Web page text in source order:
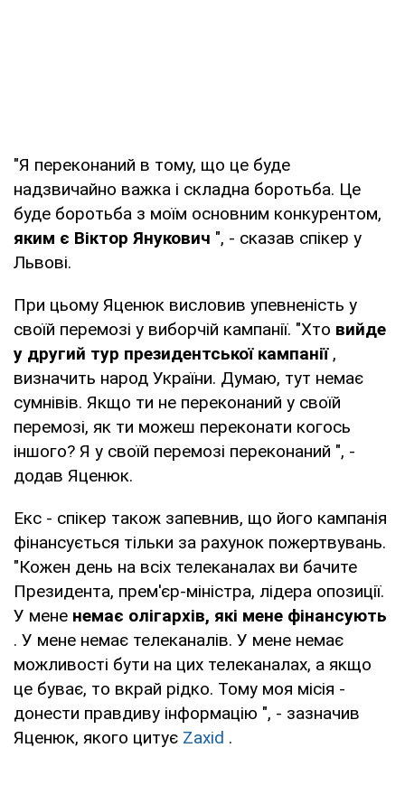
"Я переконаний в тому, що це буде
надзвичайно важка і складна боротьба. Це
буде боротьба з моїм основним конкурентом,
яким є Віктор Янукович ", - сказав спікер у
Львові.
При цьому Яценюк висловив упевненість у
своїй перемозі у виборчій кампанії. "Хто вийде
у другий тур президентської кампанії,
визначить народ України. Думаю, тут немає
сумнівів. Якщо ти не переконаний у своїй
перемозі, як ти можеш переконати когось
іншого? Я у своїй перемозі переконаний ", -
додав Яценюк.
Екс - спікер також запевнив, що його кампанія
фінансується тільки за рахунок пожертвувань.
"Кожен день на всіх телеканалах ви бачите
Президента, прем'єр-міністра, лідера опозиції.
У мене немає олігархів, які мене фінансують
. У мене немає телеканалів. У мене немає
можливості бути на цих телеканалах, а якщо
це буває, то вкрай рідко. Тому моя місія -
донести правдиву інформацію ", - зазначив
Яценюк, якого цитує Zaxid .